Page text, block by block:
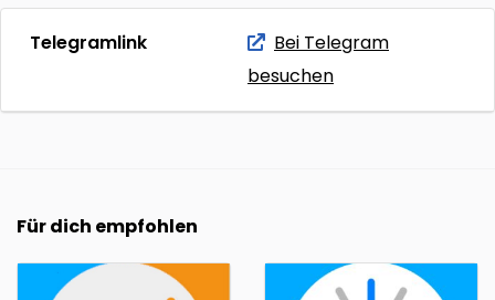
Telegramlink
Bei Telegram
besuchen
Für dich empfohlen